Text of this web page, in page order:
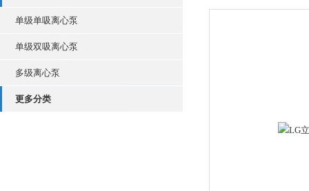
单级单吸离心泵
单级双吸离心泵
多级离心泵
更多分类